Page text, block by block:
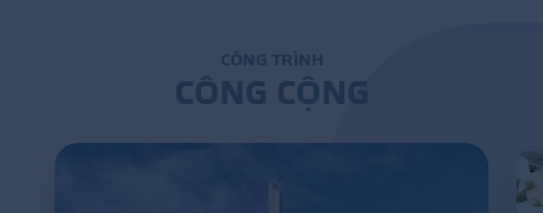
CÔNG TRÌN H
CÔNG CỘNG